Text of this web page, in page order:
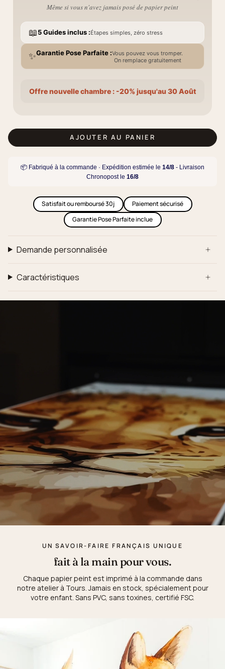
Même si vous n'avez jamais posé de papier peint
📖5 Guides inclus :Étapes simples, zéro stress
✨Garantie Pose Parfaite :Vous pouvez vous tromper.
On remplace gratuitement
Offre nouvelle chambre : -20% jusqu'au 30 Août
AJOUTER AU PANIER
📦 Fabriqué à la commande · Expédition estimée le 14/8 - Livraison
Chronopost le 16/8
Satisfait ou remboursé 30j
Paiement sécurisé
Garantie Pose Parfaite inclue
Demande personnalisée
Caractéristiques
UN SAVOIR-FAIRE FRANÇAIS UNIQUE
fait à la main pour vous.
Chaque papier peint est imprimé à la commande dans
notre atelier à Tours. Jamais en stock, spécialement pour
votre enfant. Sans PVC, sans toxines, certifié FSC.